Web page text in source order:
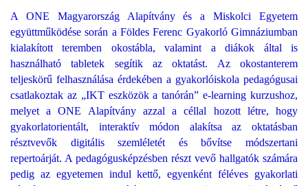
A ONE Magyarország Alapítvány és a Miskolci Egyetem
együttműködése során a Földes Ferenc Gyakorló Gimnáziumban
kialakított teremben okostábla, valamint a diákok által is
használható tabletek segítik az oktatást. Az okostanterem
teljeskörű felhasználása érdekében a gyakorlóiskola pedagógusai
csatlakoztak az „IKT eszközök a tanórán” e-learning kurzushoz,
melyet a ONE Alapítvány azzal a céllal hozott létre, hogy
gyakorlatorientált, interaktív módon alakítsa az oktatásban
résztvevők digitális szemléletét és bővítse módszertani
repertoárját. A pedagógusképzésben részt vevő hallgatók számára
pedig az egyetemen indul kettő, egyenként féléves gyakorlati